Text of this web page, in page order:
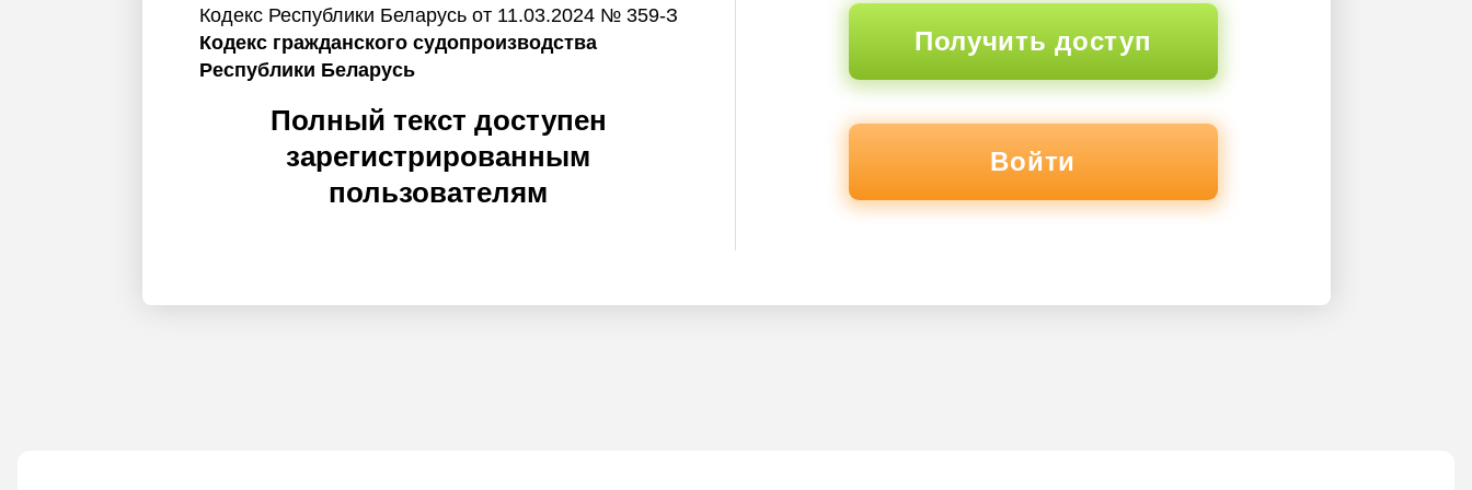
Кодекс Республики Беларусь от 11.03.2024 № 359-З
Кодекс гражданского судопроизводства
Республики Беларусь
Полный текст доступен
зарегистрированным
пользователям
Получить доступ
Войти